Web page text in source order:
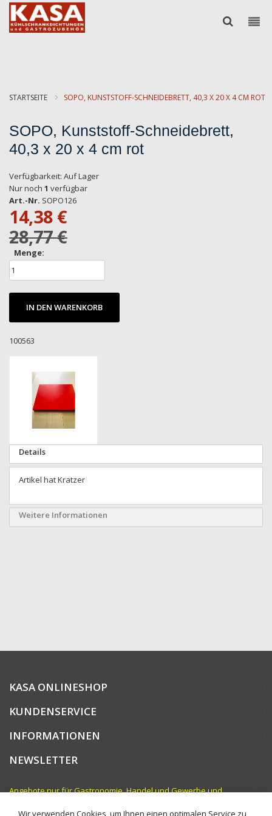
STARTSEITE SOPO, KUNSTSTOFF-SCHNEIDEBRETT, 40,3 X 20 X 4 CM ROT
SOPO, Kunststoff-Schneidebrett,
40,3 x 20 x 4 cm rot
Verfügbarkeit: Auf Lager
Nur noch 1 verfügbar
Art.-Nr. SOPO126
14,38 €
28,77 €
Menge:
IN DEN WARENKORB
100563
Bildgalerie
springen
Zum
Anfang
Bildgalerie
Details
Artikel hat Kratzer
Weitere Informationen
KASA ONLINESHOP
KUNDENSERVICE
INFORMATIONEN
NEWSLETTER
Angebote nur für Gastronomie, Handel und Gewerbe und
Wir verwenden Cookies, um Ihnen einen optimalen Service zu